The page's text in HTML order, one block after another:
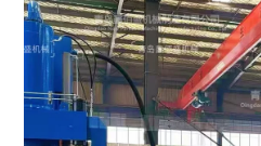
硫
化
机